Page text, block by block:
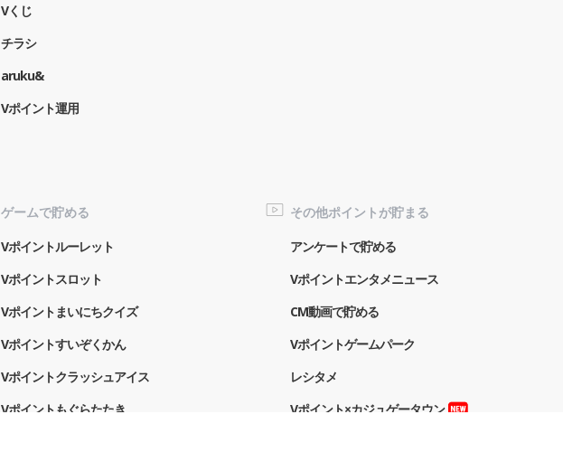
Vくじ
チラシ
aruku&
Vポイント運用
ゲームで貯める
Vポイントルーレット
Vポイントスロット
Vポイントまいにちクイズ
Vポイントすいぞくかん
Vポイントクラッシュアイス
Vポイントもぐらたたき
その他ポイントが貯まる
アンケートで貯める
Vポイントエンタメニュース
CM動画で貯める
Vポイントゲームパーク
レシタメ
Vポイント×カジュゲータウン